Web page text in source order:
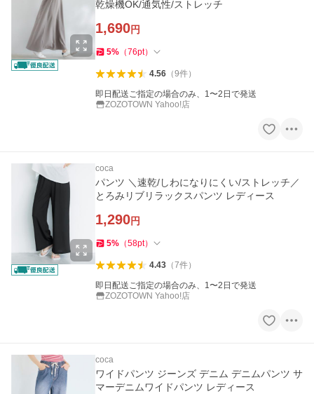
乾燥機OK/通気性/ストレッチ
1,690円
5% （76pt）
4.56（9件）
即日配送ご指定の場合のみ、1〜2日で発送
ZOZOTOWN Yahoo!店
coca
パンツ ＼速乾/しわになりにくい/ストレッチ／
とろみリブリラックスパンツ レディース
1,290円
5% （58pt）
4.43（7件）
即日配送ご指定の場合のみ、1〜2日で発送
ZOZOTOWN Yahoo!店
coca
ワイドパンツ ジーンズ デニム デニムパンツ サ
マーデニムワイドパンツ レディース